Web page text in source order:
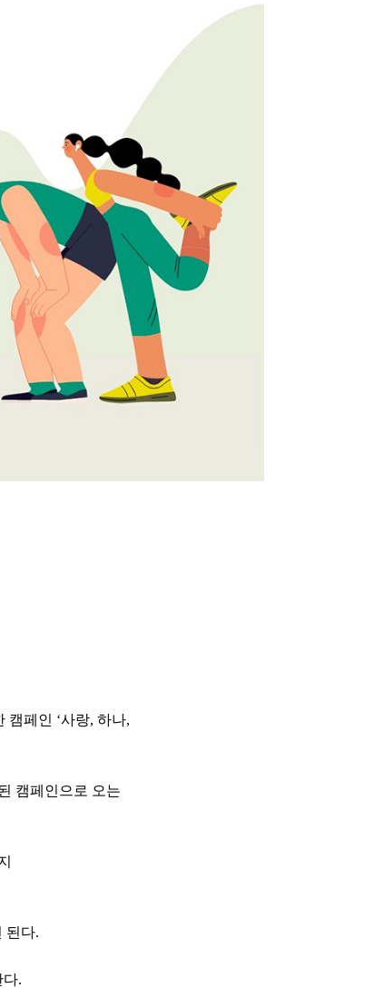
페인 ‘사랑, 하나,
캠페인으로 오는
된다.
다.